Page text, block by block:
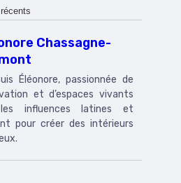
Chassagne-
Éléonore, passionnée de
et d’espaces vivants
influences latines et
pour créer des intérieurs